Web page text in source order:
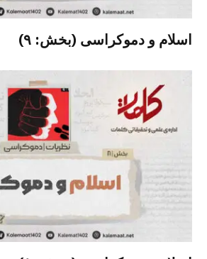
اسلام و دموکراسی (بخش: ۹)